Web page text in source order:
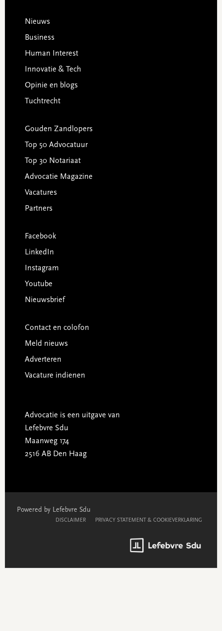
Footer
Nieuws
Business
Human Interest
Innovatie & Tech
Opinie en blogs
Tuchtrecht
Gouden Zandlopers
Top 50 Advocatuur
Top 30 Notariaat
Advocatie Magazine
Vacatures
Partners
Facebook
LinkedIn
Instagram
Youtube
Nieuwsbrief
Contact en colofon
Meld nieuws
Adverteren
Vacature indienen
Advocatie is een uitgave van
Lefebvre Sdu
Maanweg 174
2516 AB Den Haag
Powered by Lefebvre Sdu
DISCLAIMER PRIVACY STATEMENT & COOKIEVERKLARING